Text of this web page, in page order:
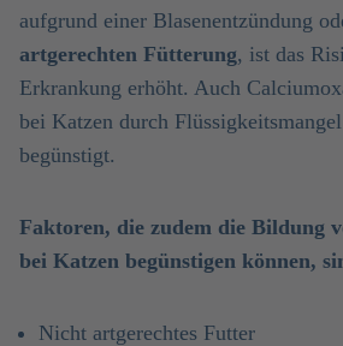
aufgrund einer Blasenentzündung
artgerechten Fütterung, ist das
Erkrankung erhöht. Auch
bei Katzen durch
begünstigt.
Faktoren, die zudem die Bildung
bei Katzen begünstigen können,
Nicht artgerechtes Futter